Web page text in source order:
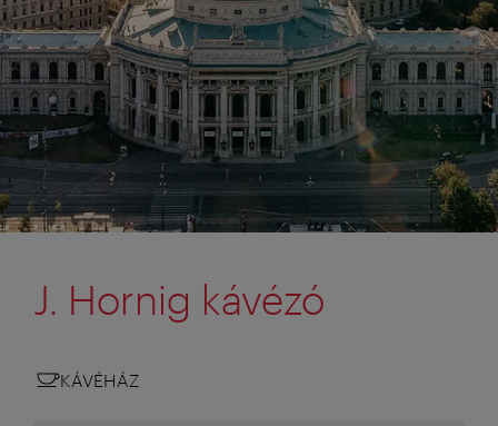
J. Hornig kávézó
KÁVÉHÁZ